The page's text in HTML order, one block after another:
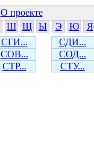
О проекте
Ш Щ Ы Э Ю
Я
СГИ... СДИ...
СОВ... СОД...
СТР... СТУ...